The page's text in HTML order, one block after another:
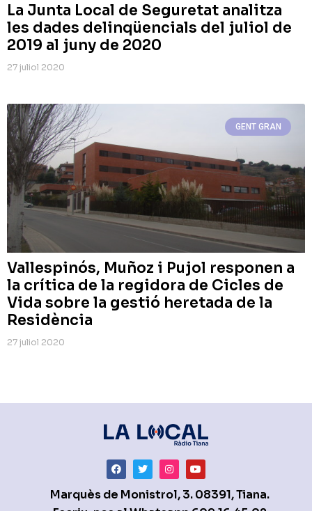
La Junta Local de Seguretat analitza
les dades delinqüencials del juliol de
2019 al juny de 2020
27 juliol 2020
GENT GRAN
Vallespinós, Muñoz i Pujol responen a
la crítica de la regidora de Cicles de
Vida sobre la gestió heretada de la
Residència
27 juliol 2020
Marquès de Monistrol, 3. 08391, Tiana.